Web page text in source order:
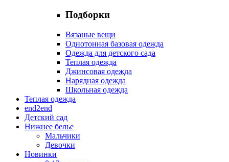
Подборки
Вязаные вещи
Однотонная базовая одежда
Одежда для детского сада
Теплая одежда
Джинсовая одежда
Нарядная одежда
Школьная одежда
Теплая одежда
end2end
Детский сад
Нижнее белье
Мальчики
Девочки
Новинки